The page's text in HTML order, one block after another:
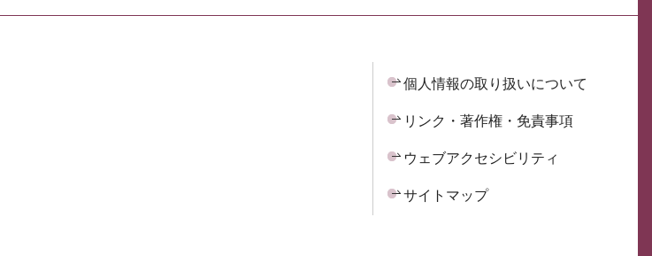
個人情報の取り扱いについて
リンク・著作権・免責事項
ウェブアクセシビリティ
サイトマップ